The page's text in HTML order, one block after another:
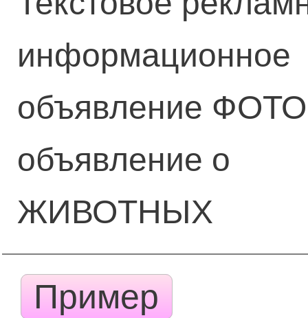
информационное
объявление ФОТО
объявление о
ЖИВОТНЫХ
Пример